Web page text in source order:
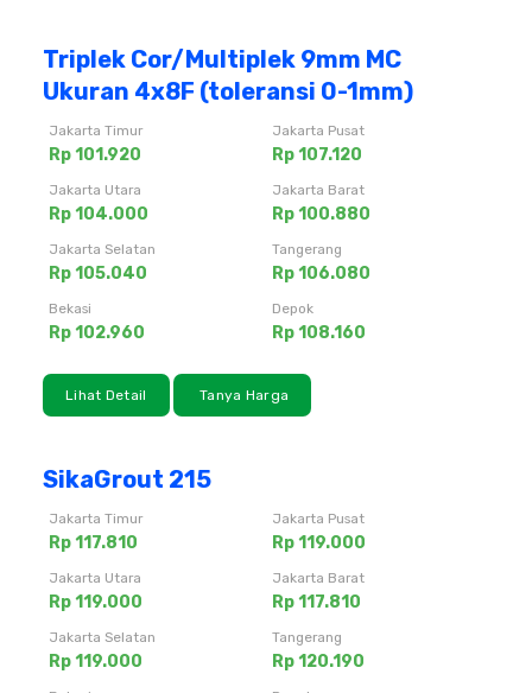
Triplek Cor/Multiplek 9mm MC
Ukuran 4x8F (toleransi 0-1mm)
Jakarta Timur
Rp 101.920
Jakarta Pusat
Rp 107.120
Jakarta Utara
Rp 104.000
Jakarta Barat
Rp 100.880
Jakarta Selatan
Rp 105.040
Tangerang
Rp 106.080
Bekasi
Rp 102.960
Depok
Rp 108.160
Lihat Detail Tanya Harga
SikaGrout 215
Jakarta Timur
Rp 117.810
Jakarta Pusat
Rp 119.000
Jakarta Utara
Rp 119.000
Jakarta Barat
Rp 117.810
Jakarta Selatan
Rp 119.000
Tangerang
Rp 120.190